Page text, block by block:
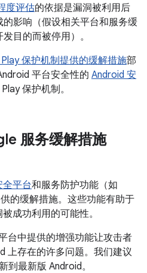
度评估的依据是漏洞被利用后
影响（假设相关平台和服务缓
目的而被停用）。
保护机制提供的缓解措施部
平台安全性的 Android 安
保护机制。
服务缓解措施
平台和服务防护功能（如
的缓解措施。这些功能有助于
成功利用的可能性。
台中提供的增强功能让攻击者
上存在的许多问题。我们建议
到最新版 Android。